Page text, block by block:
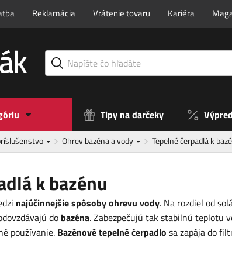
Reklamácia Vrátenie tovaru Kariéra
Tipy na darčeky
Ohrev bazéna a vody Tepelné čerpadlá k
k bazénu
najúčinnejšie spôsoby ohrevu vody. Na rozdiel od
do bazéna. Zabezpečujú tak stabilnú teplotu
používanie. Bazénové tepelné čerpadlo sa zapája do